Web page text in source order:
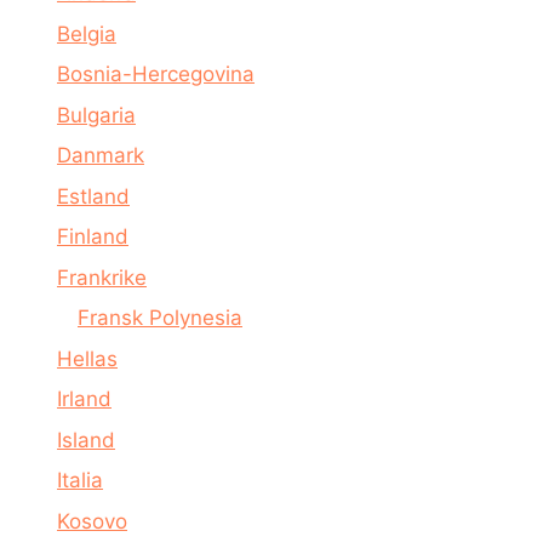
Belgia
Bosnia-Hercegovina
Bulgaria
Danmark
Estland
Finland
Frankrike
Fransk Polynesia
Hellas
Irland
Island
Italia
Kosovo